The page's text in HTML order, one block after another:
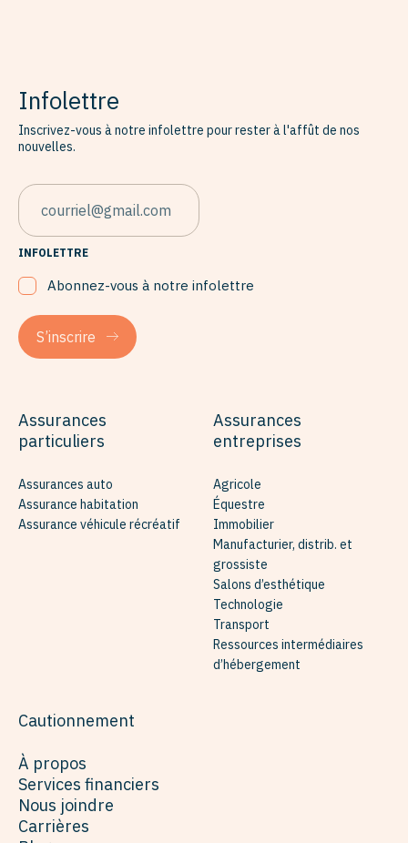
Infolettre
Inscrivez-vous à notre infolettre pour rester à l'affût de nos
nouvelles.
EMAIL
INFOLETTRE
Abonnez-vous à notre infolettre
S’inscrire
Assurances
particuliers
Assurances auto
Assurance habitation
Assurance véhicule récréatif
Assurances
entreprises
Agricole
Équestre
Immobilier
Manufacturier, distrib. et
grossiste
Salons d’esthétique
Technologie
Transport
Ressources intermédiaires
d’hébergement
Cautionnement
À propos
Services financiers
Nous joindre
Carrières